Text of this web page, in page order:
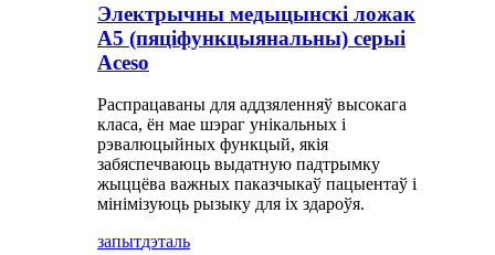
Электрычны медыцынскі ложак
A5 (пяціфункцыянальны) серыі
Aceso
Распрацаваны для аддзяленняў высокага
класа, ён мае шэраг унікальных і
рэвалюцыйных функцый, якія
забяспечваюць выдатную падтрымку
жыццёва важных паказчыкаў пацыентаў і
мінімізуюць рызыку для іх здароўя.
запытдэталь